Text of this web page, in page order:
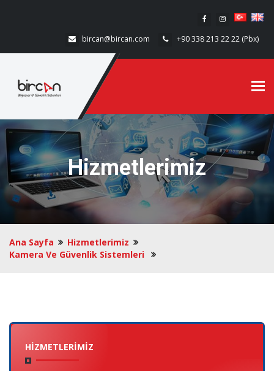
bircan@bircan.com +90 338 213 22 22 (Pbx)
Hizmetlerimiz
Ana Sayfa
Hizmetlerimiz
Kamera Ve Güvenlik Sistemleri
HIZMETLERIMIZ